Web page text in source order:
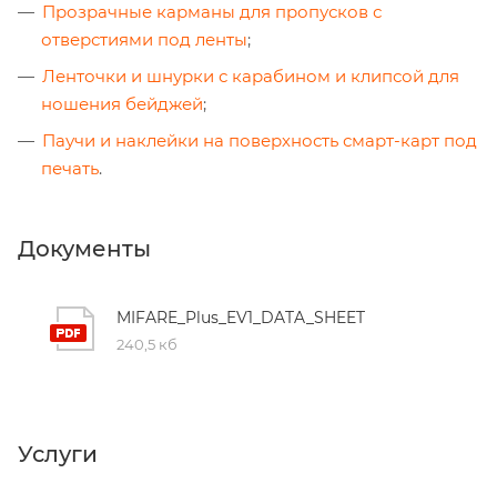
Прозрачные карманы для пропусков с
отверстиями под ленты;
Ленточки и шнурки с карабином и клипсой для
ношения бейджей;
Паучи и наклейки на поверхность смарт-карт под
печать.
Документы
MIFARE_Plus_EV1_DATA_SHEET
240,5 кб
Услуги